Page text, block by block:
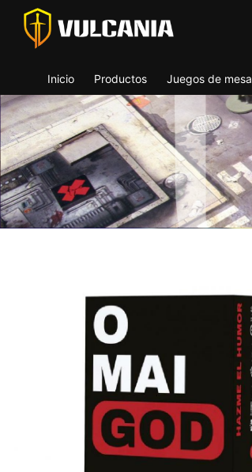
Inicio Productos Juegos de mesa